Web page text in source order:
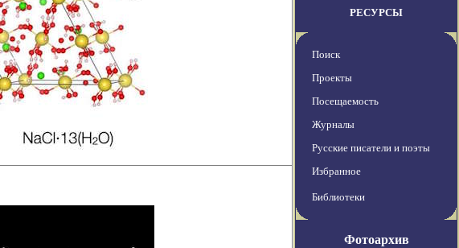
РЕСУРСЫ
Поиск
Проекты
Посещаемость
Журналы
Русские писатели и поэты
Избранное
Библиотеки
Фотоархив